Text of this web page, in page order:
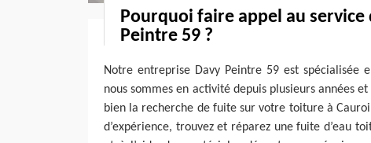
Pourquoi faire appel au service
Peintre 59 ?
Notre entreprise Davy Peintre 59 est spécialisée
nous sommes en activité depuis plusieurs années
bien la recherche de fuite sur votre toiture à
d’expérience, trouvez et réparez une fuite d’eau